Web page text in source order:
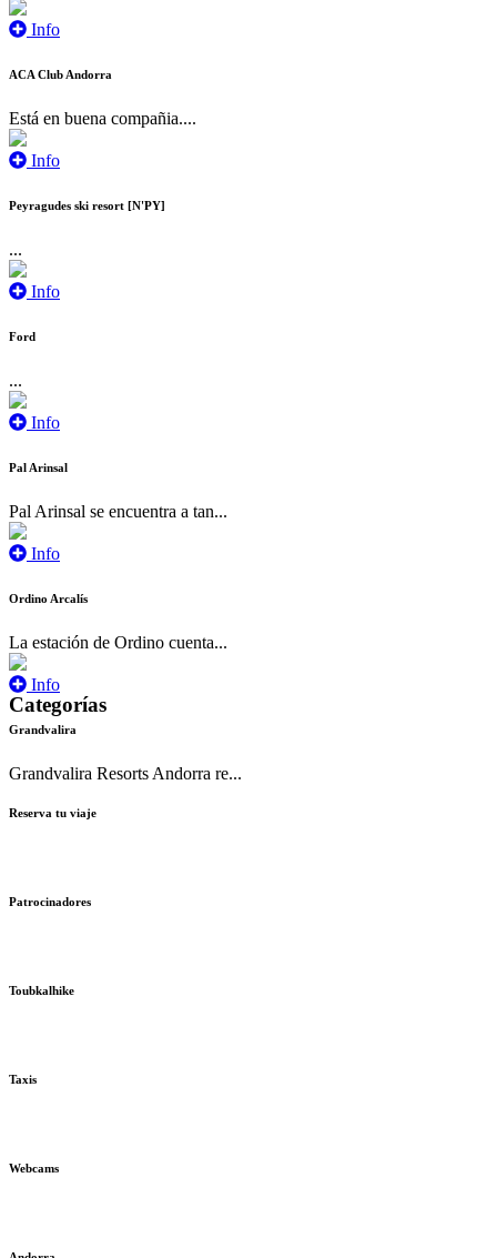
Info
ACA Club Andorra
Está en buena compañia....
Info
Peyragudes ski resort [N'PY]
...
Info
Ford
...
Info
Pal Arinsal
Pal Arinsal se encuentra a tan...
Info
Ordino Arcalís
La estación de Ordino cuenta...
Info
Grandvalira
Grandvalira Resorts Andorra re...
Categorías
Reserva tu viaje
Patrocinadores
Toubkalhike
Taxis
Webcams